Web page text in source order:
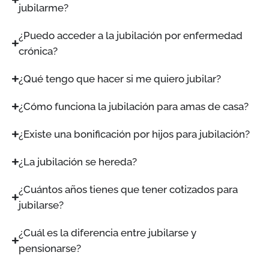
jubilarme?
¿Puedo acceder a la jubilación por enfermedad
crónica?
¿Qué tengo que hacer si me quiero jubilar?
¿Cómo funciona la jubilación para amas de casa?
¿Existe una bonificación por hijos para jubilación?
¿La jubilación se hereda?
¿Cuántos años tienes que tener cotizados para
jubilarse?
¿Cuál es la diferencia entre jubilarse y
pensionarse?